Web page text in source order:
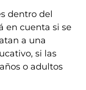
dentro del
en cuenta si se
a una
si las
o adultos